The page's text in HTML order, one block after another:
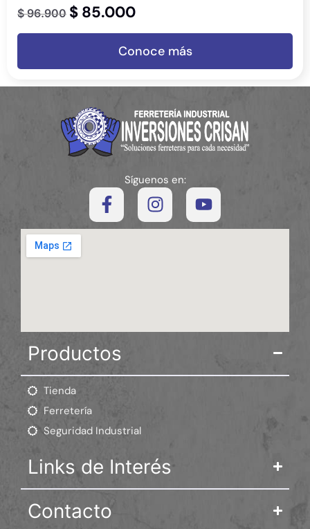
$96.900 $ 85.000
Conoce más
Síguenos en:
Productos
Tienda
Ferretería
Seguridad Industrial
Links de Interés
Contacto